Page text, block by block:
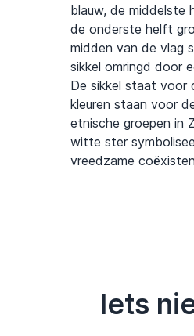
blauw, de middelste
de onderste helft
midden van de vlag
sikkel omringd door
De sikkel staat voor
kleuren staan voor
etnische groepen in
witte ster
vreedzame
Iets